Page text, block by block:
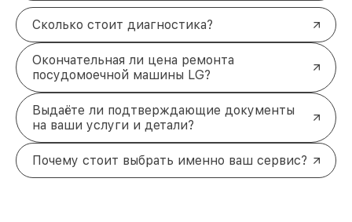
Сколько стоит диагностика?
Окончательная ли цена ремонта
посудомоечной машины LG?
Выдаёте ли подтверждающие документы
на ваши услуги и детали?
Почему стоит выбрать именно ваш сервис?